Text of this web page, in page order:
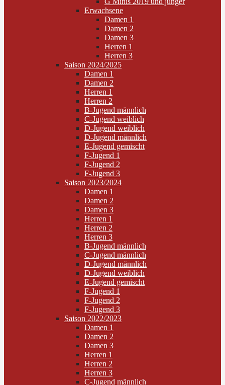
Erwachsene
Damen 1
Damen 2
Damen 3
Herren 1
Herren 3
Saison 2024/2025
Damen 1
Damen 2
Herren 1
Herren 2
B-Jugend männlich
C-Jugend weiblich
D-Jugend weiblich
D-Jugend männlich
E-Jugend gemischt
F-Jugend 1
F-Jugend 2
F-Jugend 3
Saison 2023/2024
Damen 1
Damen 2
Damen 3
Herren 1
Herren 2
Herren 3
B-Jugend männlich
C-Jugend männlich
D-Jugend männlich
D-Jugend weiblich
E-Jugend gemischt
F-Jugend 1
F-Jugend 2
F-Jugend 3
Saison 2022/2023
Damen 1
Damen 2
Damen 3
Herren 1
Herren 2
Herren 3
C-Jugend männlich